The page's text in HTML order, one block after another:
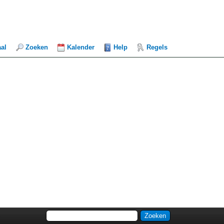
Zoeken Kalender Help Regels